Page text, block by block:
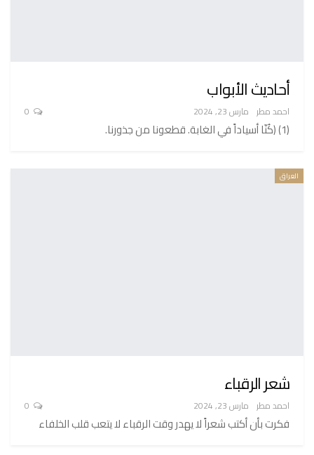
أحاديث الأبواب
احمد مطر مارس 23, 2024
(1) (كُنّا أسياداً في الغابة. قطعونا من جذورنا.
العراق
شعر الرقباء
احمد مطر مارس 23, 2024
فكرت بأن أكتب شعراً لا يهدر وقت الرقباء لا يتعب قلب الخلفاء